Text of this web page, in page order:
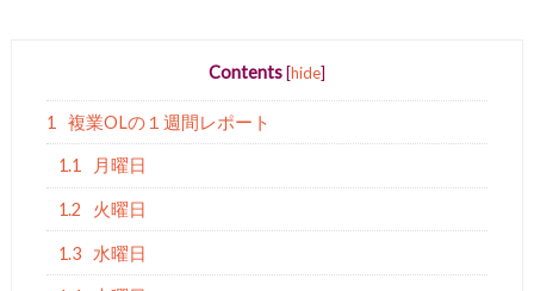
Contents [hide]
1 複業OLの１週間レポート
1.1 月曜日
1.2 火曜日
1.3 水曜日